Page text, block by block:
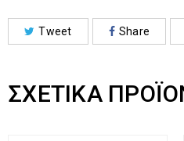
Tweet Share
ΣΧΕΤΙΚΆ